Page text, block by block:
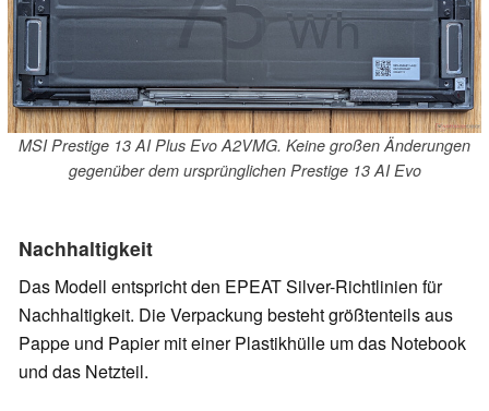
MSI Prestige 13 AI Plus Evo A2VMG. Keine großen Änderungen
gegenüber dem ursprünglichen Prestige 13 AI Evo
Nachhaltigkeit
Das Modell entspricht den EPEAT Silver-Richtlinien für
Nachhaltigkeit. Die Verpackung besteht größtenteils aus
Pappe und Papier mit einer Plastikhülle um das Notebook
und das Netzteil.